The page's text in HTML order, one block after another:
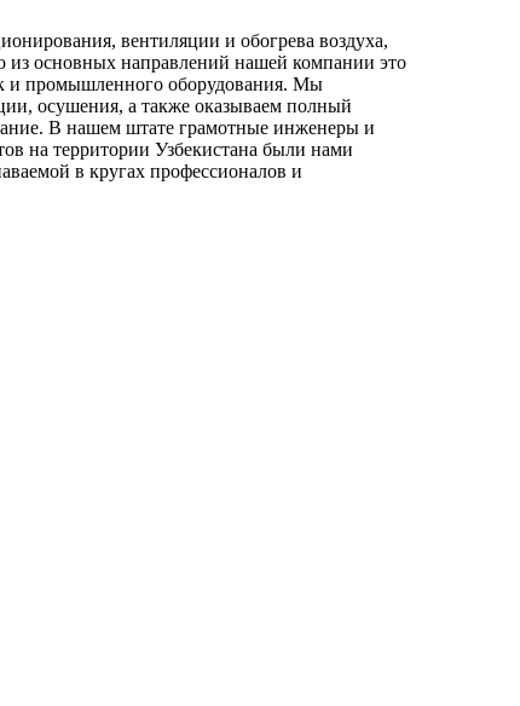
вентиляции и обогрева воздуха,
из основных направлений нашей компании это
и промышленного оборудования. Мы
осушения, а также оказываем полный
В нашем штате грамотные инженеры и
на территории Узбекистана были нами
в кругах профессионалов и